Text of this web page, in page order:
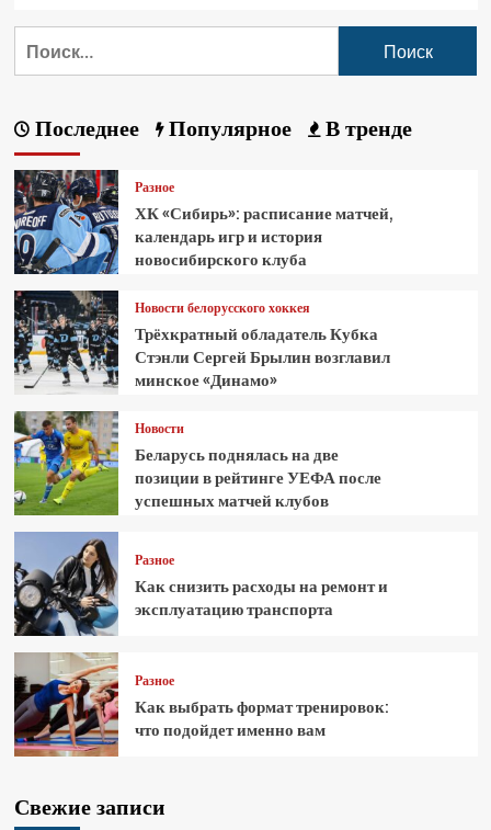
Последнее Популярное В тренде
Разное
ХК «Сибирь»: расписание матчей,
календарь игр и история
новосибирского клуба
Новости белорусского хоккея
Трёхкратный обладатель Кубка
Стэнли Сергей Брылин возглавил
минское «Динамо»
Новости
Беларусь поднялась на две
позиции в рейтинге УЕФА после
успешных матчей клубов
Разное
Как снизить расходы на ремонт и
эксплуатацию транспорта
Разное
Как выбрать формат тренировок:
что подойдет именно вам
Свежие записи